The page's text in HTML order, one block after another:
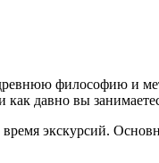
философию и
давно вы
экскурсий.